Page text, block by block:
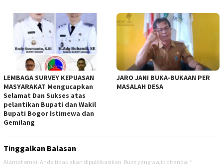
LEMBAGA SURVEY KEPUASAN
MASYARAKAT Mengucapkan
Selamat Dan Sukses atas
pelantikan Bupati dan Wakil
Bupati Bogor Istimewa dan
Gemilang
JARO JANI BUKA-BUKAAN PER
MASALAH DESA
Tinggalkan Balasan
Alamat email Anda tidak akan dipublikasikan. Ruas yang wajib ditandai *